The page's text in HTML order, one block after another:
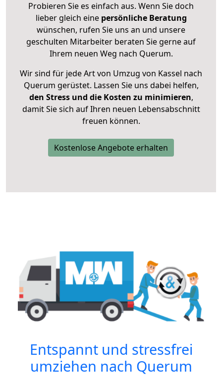
Probieren Sie es einfach aus. Wenn Sie doch
lieber gleich eine persönliche Beratung
wünschen, rufen Sie uns an und unsere
geschulten Mitarbeiter beraten Sie gerne auf
Ihrem neuen Weg nach Querum.
Wir sind für jede Art von Umzug von Kassel nach
Querum gerüstet. Lassen Sie uns dabei helfen,
den Stress und die Kosten zu minimieren,
damit Sie sich auf Ihren neuen Lebensabschnitt
freuen können.
Kostenlose Angebote erhalten
Entspannt und stressfrei
umziehen nach Querum